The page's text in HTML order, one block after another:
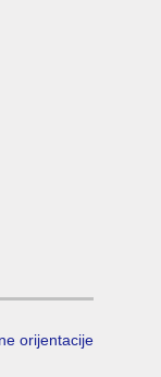
orijentacije